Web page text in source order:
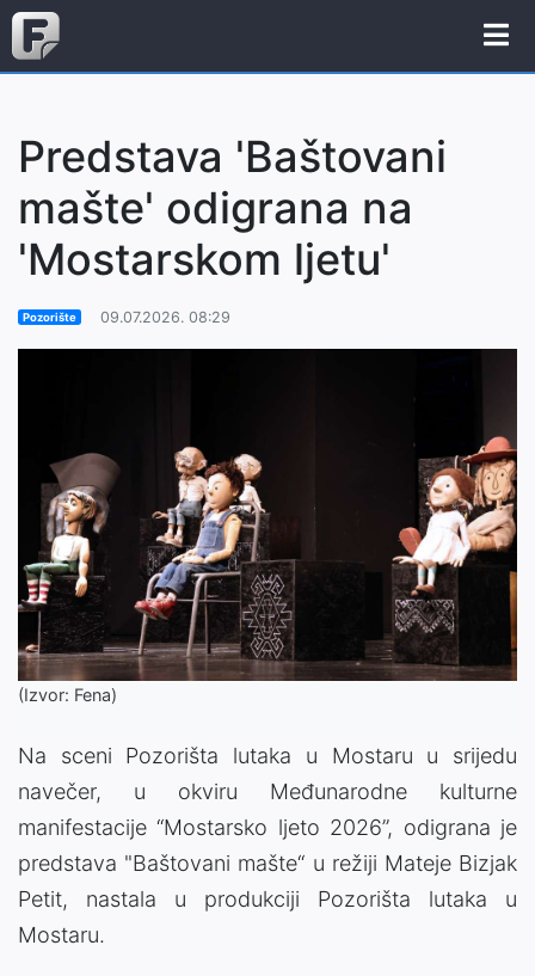
Predstava 'Baštovani
mašte' odigrana na
'Mostarskom ljetu'
Pozorište 09.07.2026. 08:29
(Izvor: Fena)
Na sceni Pozorišta lutaka u Mostaru u srijedu
navečer, u okviru Međunarodne kulturne
manifestacije “Mostarsko ljeto 2026”, odigrana je
predstava "Baštovani mašte“ u režiji Mateje Bizjak
Petit, nastala u produkciji Pozorišta lutaka u
Mostaru.